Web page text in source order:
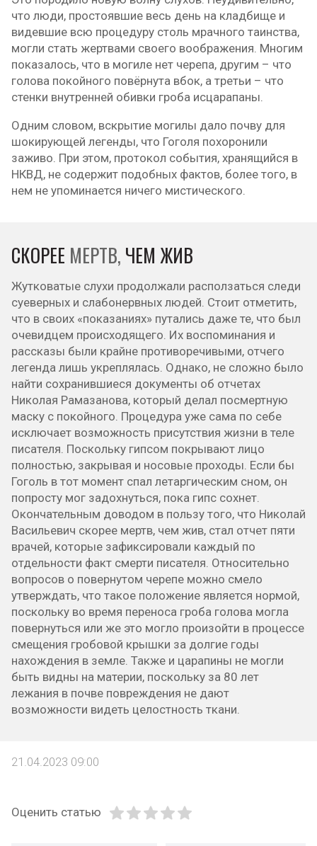
что люди, простоявшие весь день на кладбище и
видевшие всю процедуру столь мрачного таинства,
могли стать жертвами своего воображения. Многим
показалось, что в могиле нет черепа, другим – что
голова покойного повёрнута вбок, а третьи – что
стенки внутренней обивки гроба исцарапаны.
Одним словом, вскрытие могилы дало почву для
шокирующей легенды, что Гоголя похоронили
заживо. При этом, протокол события, хранящийся в
НКВД, не содержит подобных фактов, более того, в
нем не упоминается ничего мистического.
СКОРЕЕ МЕРТВ, ЧЕМ ЖИВ
Жутковатые слухи продолжали расползаться следи
суеверных и слабонервных людей. Стоит отметить,
что в своих «показаниях» путались даже те, что был
очевидцем происходящего. Их воспоминания и
рассказы были крайне противоречивыми, отчего
легенда лишь укреплялась. Однако, не сложно было
найти сохранившиеся документы об отчетах
Николая Рамазанова, который делал посмертную
маску с покойного. Процедура уже сама по себе
исключает возможность присутствия жизни в теле
писателя. Поскольку гипсом покрывают лицо
полностью, закрывая и носовые проходы. Если бы
Гоголь в тот момент спал летаргическим сном, он
попросту мог задохнуться, пока гипс сохнет.
Окончательным доводом в пользу того, что Николай
Васильевич скорее мертв, чем жив, стал отчет пяти
врачей, которые зафиксировали каждый по
отдельности факт смерти писателя. Относительно
вопросов о повернутом черепе можно смело
утверждать, что такое положение является нормой,
поскольку во время переноса гроба голова могла
повернуться или же это могло произойти в процессе
смещения гробовой крышки за долгие годы
нахождения в земле. Также и царапины не могли
быть видны на материи, поскольку за 80 лет
лежания в почве повреждения не дают
возможности видеть целостность ткани.
21.04.2023 09:00
Оценить статью